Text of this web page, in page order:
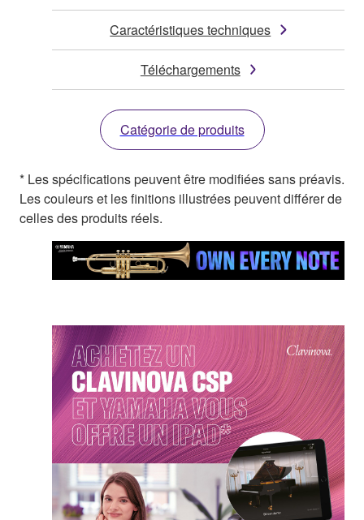
Caractéristiques techniques
Téléchargements
Catégorie de produits
* Les spécifications peuvent être modifiées sans préavis.
Les couleurs et les finitions illustrées peuvent différer de
celles des produits réels.